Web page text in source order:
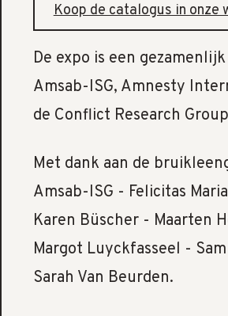
Koop de catalogus in onze
De expo is een
Amsab-ISG, Amnesty
de Conflict Research
Met dank aan de
Amsab-ISG - Felicitas
Karen Büscher - Maarten
Margot Luyckfasseel -
Sarah Van Beurden.